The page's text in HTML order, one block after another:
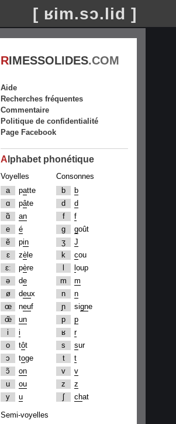
[ ʁim.sɔ.lid ]
RIMESSOLIDES.COM
Aide
Recherches fréquentes
Commentaire
Politique de confidentialité
Page Facebook
A lphabet phonétique
Voyelles
a
patte
ɑ
pâte
ɑ̃
an
e
é
ẽ
pin
ɛ
zè le
ɛː
père
ə
de
ø
deux
œ
neuf
œ̃
un
i
i
o
tôt
ɔ
toge
ɔ̃
on
u
ou
y
u
Consonnes
b
b
d
d
f
f
g
goût
ʒ
J
k
cou
oup
m
m
n
n
ɲ
signe
p
p
ʁ
r
s
sur
t
t
v
v
z
z
ʃ
chat
Semi-voyelles